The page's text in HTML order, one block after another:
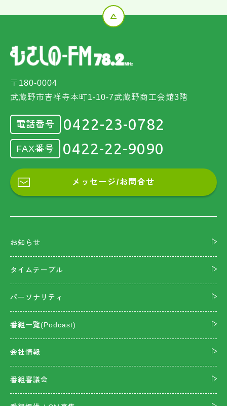
〒180-0004
武蔵野市吉祥寺本町1-10-7武蔵野商工会館3階
電話番号 0422-23-0782
FAX番号 0422-22-9090
メッセージ/お問合せ
お知らせ
タイムテーブル
パーソナリティ
番組一覧(Podcast)
会社情報
番組審議会